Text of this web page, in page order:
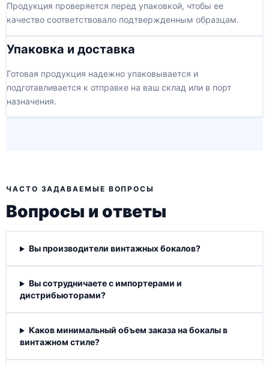
Продукция проверяется перед упаковкой, чтобы ее
качество соответствовало подтвержденным образцам.
Упаковка и доставка
Готовая продукция надежно упаковывается и
подготавливается к отправке на ваш склад или в порт
назначения.
ЧАСТО ЗАДАВАЕМЫЕ ВОПРОСЫ
Вопросы и ответы
Вы производители винтажных бокалов?
Вы сотрудничаете с импортерами и
дистрибьюторами?
Каков минимальный объем заказа на бокалы в
винтажном стиле?